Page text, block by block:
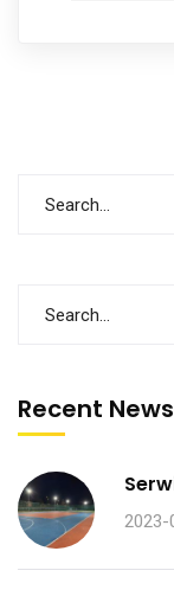
Recent News
2023-